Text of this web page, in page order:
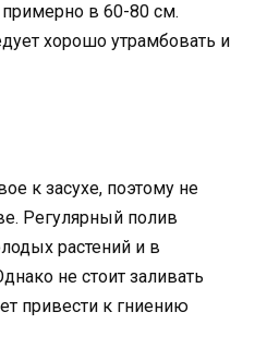
в 60-80 см.
хорошо утрамбовать и
к засухе, поэтому не
Регулярный полив
растений и в
не стоит заливать
привести к гниению